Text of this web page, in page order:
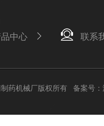
中心 联系
药机械厂版权所有 备案号